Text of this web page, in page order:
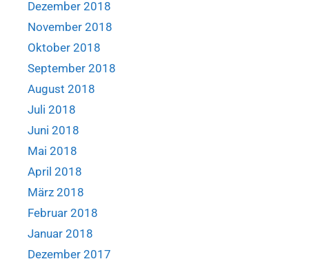
Dezember 2018
November 2018
Oktober 2018
September 2018
August 2018
Juli 2018
Juni 2018
Mai 2018
April 2018
März 2018
Februar 2018
Januar 2018
Dezember 2017